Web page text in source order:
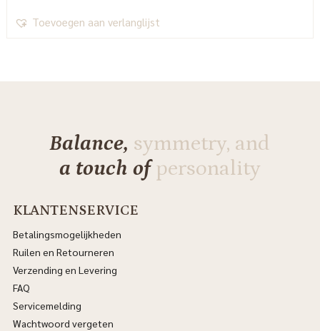
Toevoegen aan verlanglijst
Balance, symmetry, and
a touch ofpersonality
KLANTENSERVICE
Betalingsmogelijkheden
Ruilen en Retourneren
Verzending en Levering
FAQ
Servicemelding
Wachtwoord vergeten